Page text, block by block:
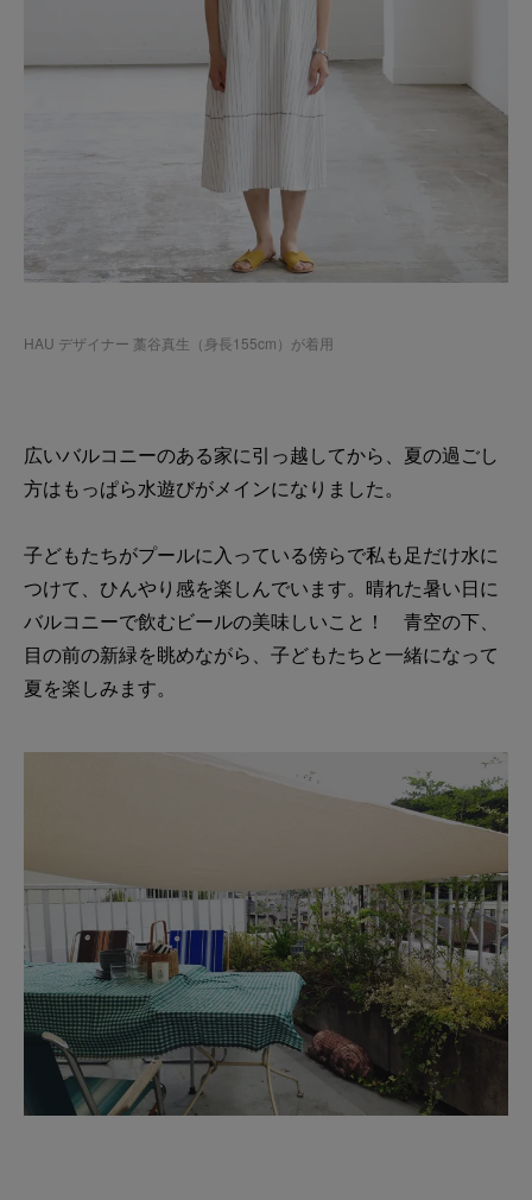
HAU デザイナー 藁谷真生（身長155cm）が着用
広いバルコニーのある家に引っ越してから、夏の過ごし
方はもっぱら水遊びがメインになりました。
子どもたちがプールに入っている傍らで私も足だけ水に
つけて、ひんやり感を楽しんでいます。晴れた暑い日に
バルコニーで飲むビールの美味しいこと！ 青空の下、
目の前の新緑を眺めながら、子どもたちと一緒になって
夏を楽しみます。